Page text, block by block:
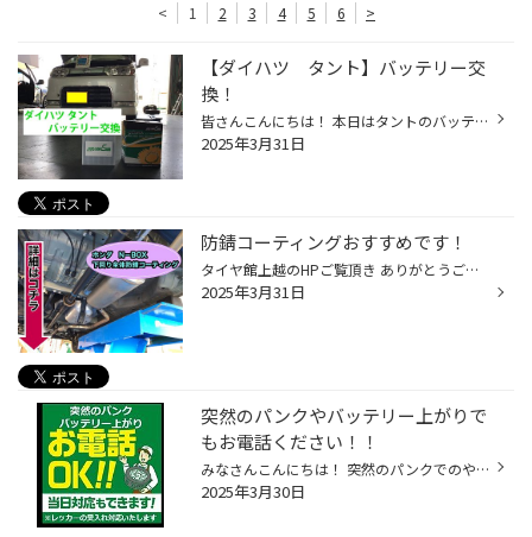
< 1 2 3 4 5 6 >
【ダイハツ タント】バッテリー交
換！
皆さんこんにちは！ 本日はタントのバッテリー交換の ご紹介です！ 降雪もありエアコンを使っている方は 多いかと思います！ そうなると負担がかかるのが 『バッテリー』ですよね！ 最近の気温低下などでここ数日間 バッテリー交換のお問い合わせが 多くなってきています。 バッテリーは急激な気温...
2025年3月31日
防錆コーティングおすすめです！
タイヤ館上越のHPご覧頂き ありがとうございます！ 突然ですが車の下回りは 錆びたりしていませんか？ 錆びるのを防ぐために防錆コーティング オススメです！！ 今回はホンダ N−BOXの下回り防錆コーティングを ご紹介します！！ ピットに上げました！！ 車の下回りは塩害や小石等を巻き上げる為 傷...
2025年3月31日
突然のパンクやバッテリー上がりで
もお電話ください！！
みなさんこんにちは！ 突然のパンクでのやバッテリー上がりでの お問い合わせも毎年非常に増えてきます。 ※車種・年式・型式によって在庫がない場合がございます。 タイヤ館上越ではパンク修理も 承っております！ 突然のパンクなんて時はご連絡ください！ TEL 025-545-3230 今回はパンク修理をご紹...
2025年3月30日